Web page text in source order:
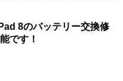
8のバッテリー交換修
です！